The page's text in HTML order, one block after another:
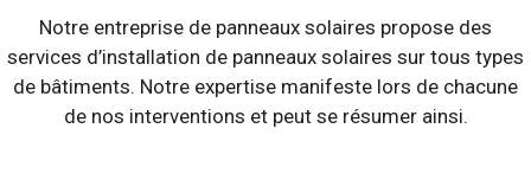
Notre entreprise de panneaux solaires propose des
services d’installation de panneaux solaires sur tous types
de bâtiments. Notre expertise manifeste lors de chacune
de nos interventions et peut se résumer ainsi.